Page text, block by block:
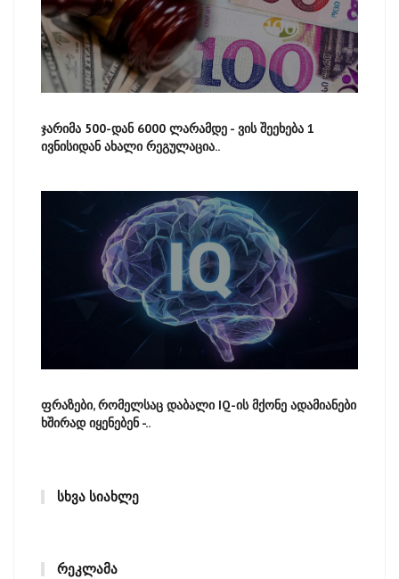
ჯარიმა 500-დან 6000 ლარამდე - ვის შეეხება 1
ივნისიდან ახალი რეგულაცია..
ფრაზები, რომელსაც დაბალი IQ-ის მქონე ადამიანები
ხშირად იყენებენ -..
ᲡᲮᲕᲐ ᲡᲘᲐᲮᲚᲔ
ᲠᲔᲙᲚᲐᲛᲐ